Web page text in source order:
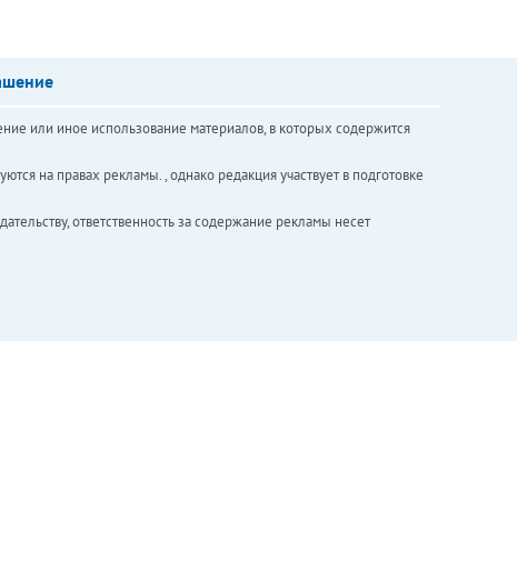
или иное использование материалов, в которых содержится
на правах рекламы. , однако редакция участвует в подготовке
ответственность за содержание рекламы несет